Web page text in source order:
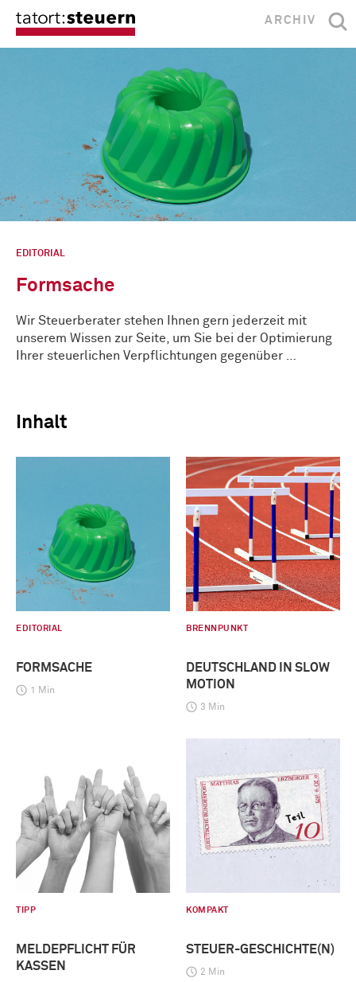
ARCHIV
EDITORIAL
Formsache
Wir Steuerberater stehen Ihnen gern jederzeit mit
unserem Wissen zur Seite, um Sie bei der Optimierung
Ihrer steuerlichen Verpflichtungen gegenüber …
Inhalt
EDITORIAL
FORMSACHE
1 Min
BRENNPUNKT
DEUTSCHLAND IN SLOW
MOTION
3 Min
TIPP
MELDEPFLICHT FÜR
KASSEN
KOMPAKT
STEUER-GESCHICHTE(N)
2 Min